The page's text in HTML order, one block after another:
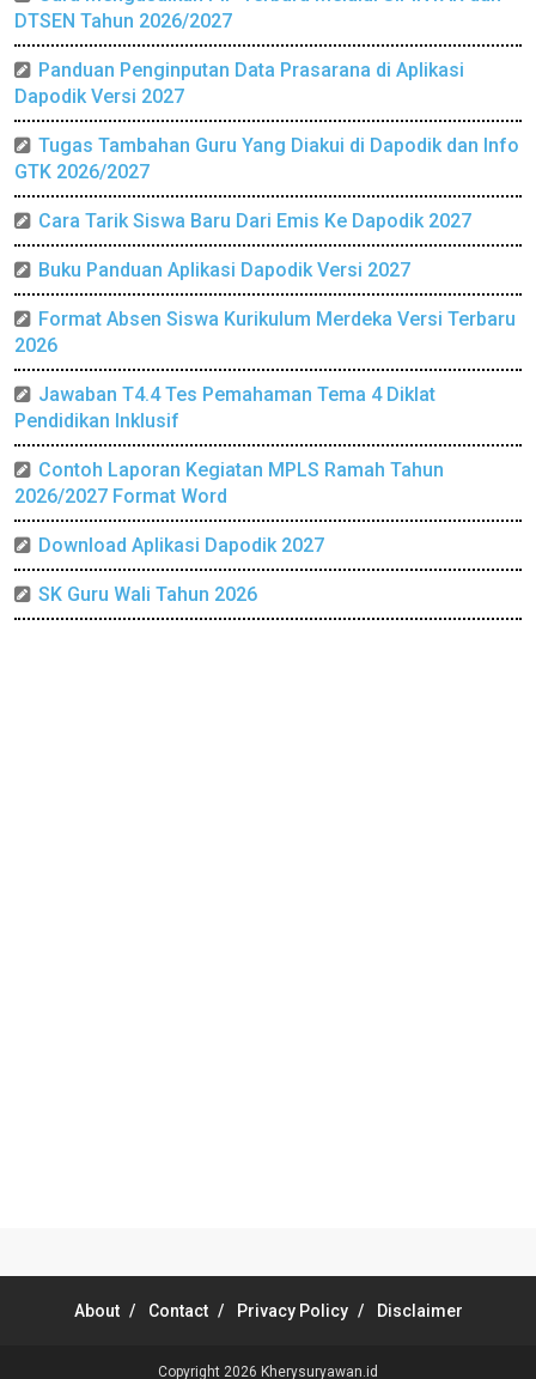
DTSEN Tahun 2026/2027
Panduan Penginputan Data Prasarana di Aplikasi
Dapodik Versi 2027
Tugas Tambahan Guru Yang Diakui di Dapodik dan Info
GTK 2026/2027
Cara Tarik Siswa Baru Dari Emis Ke Dapodik 2027
Buku Panduan Aplikasi Dapodik Versi 2027
Format Absen Siswa Kurikulum Merdeka Versi Terbaru
2026
Jawaban T4.4 Tes Pemahaman Tema 4 Diklat
Pendidikan Inklusif
Contoh Laporan Kegiatan MPLS Ramah Tahun
2026/2027 Format Word
Download Aplikasi Dapodik 2027
SK Guru Wali Tahun 2026
About Contact Privacy Policy Disclaimer
Copyright 2026 Kherysuryawan.id